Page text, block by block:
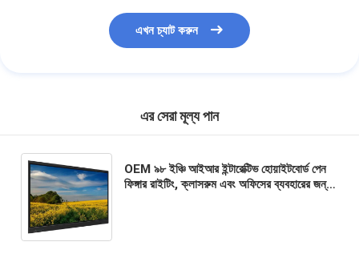
এখন চ্যাট করুন
এর সেরা মূল্য পান
OEM ৯৮ ইঞ্চি আইআর ইন্টারেক্টিভ হোয়াইটবোর্ড পেন
ফিঙ্গার রাইটিং, ক্লাসরুম এবং অফিসের ব্যবহারের জন্য,